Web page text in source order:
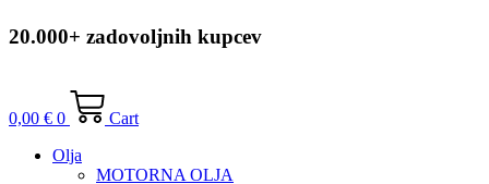
20.000+ zadovoljnih kupcev
0,00 € 0
Cart
Olja
MOTORNA OLJA